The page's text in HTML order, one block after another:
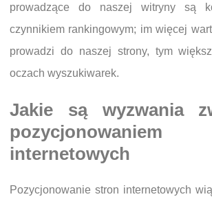
prowadzące do naszej witryny są
czynnikiem rankingowym; im więcej
prowadzi do naszej strony, tym
oczach wyszukiwarek.
Jakie są wyzwania
internetowych
Pozycjonowanie stron internetowych